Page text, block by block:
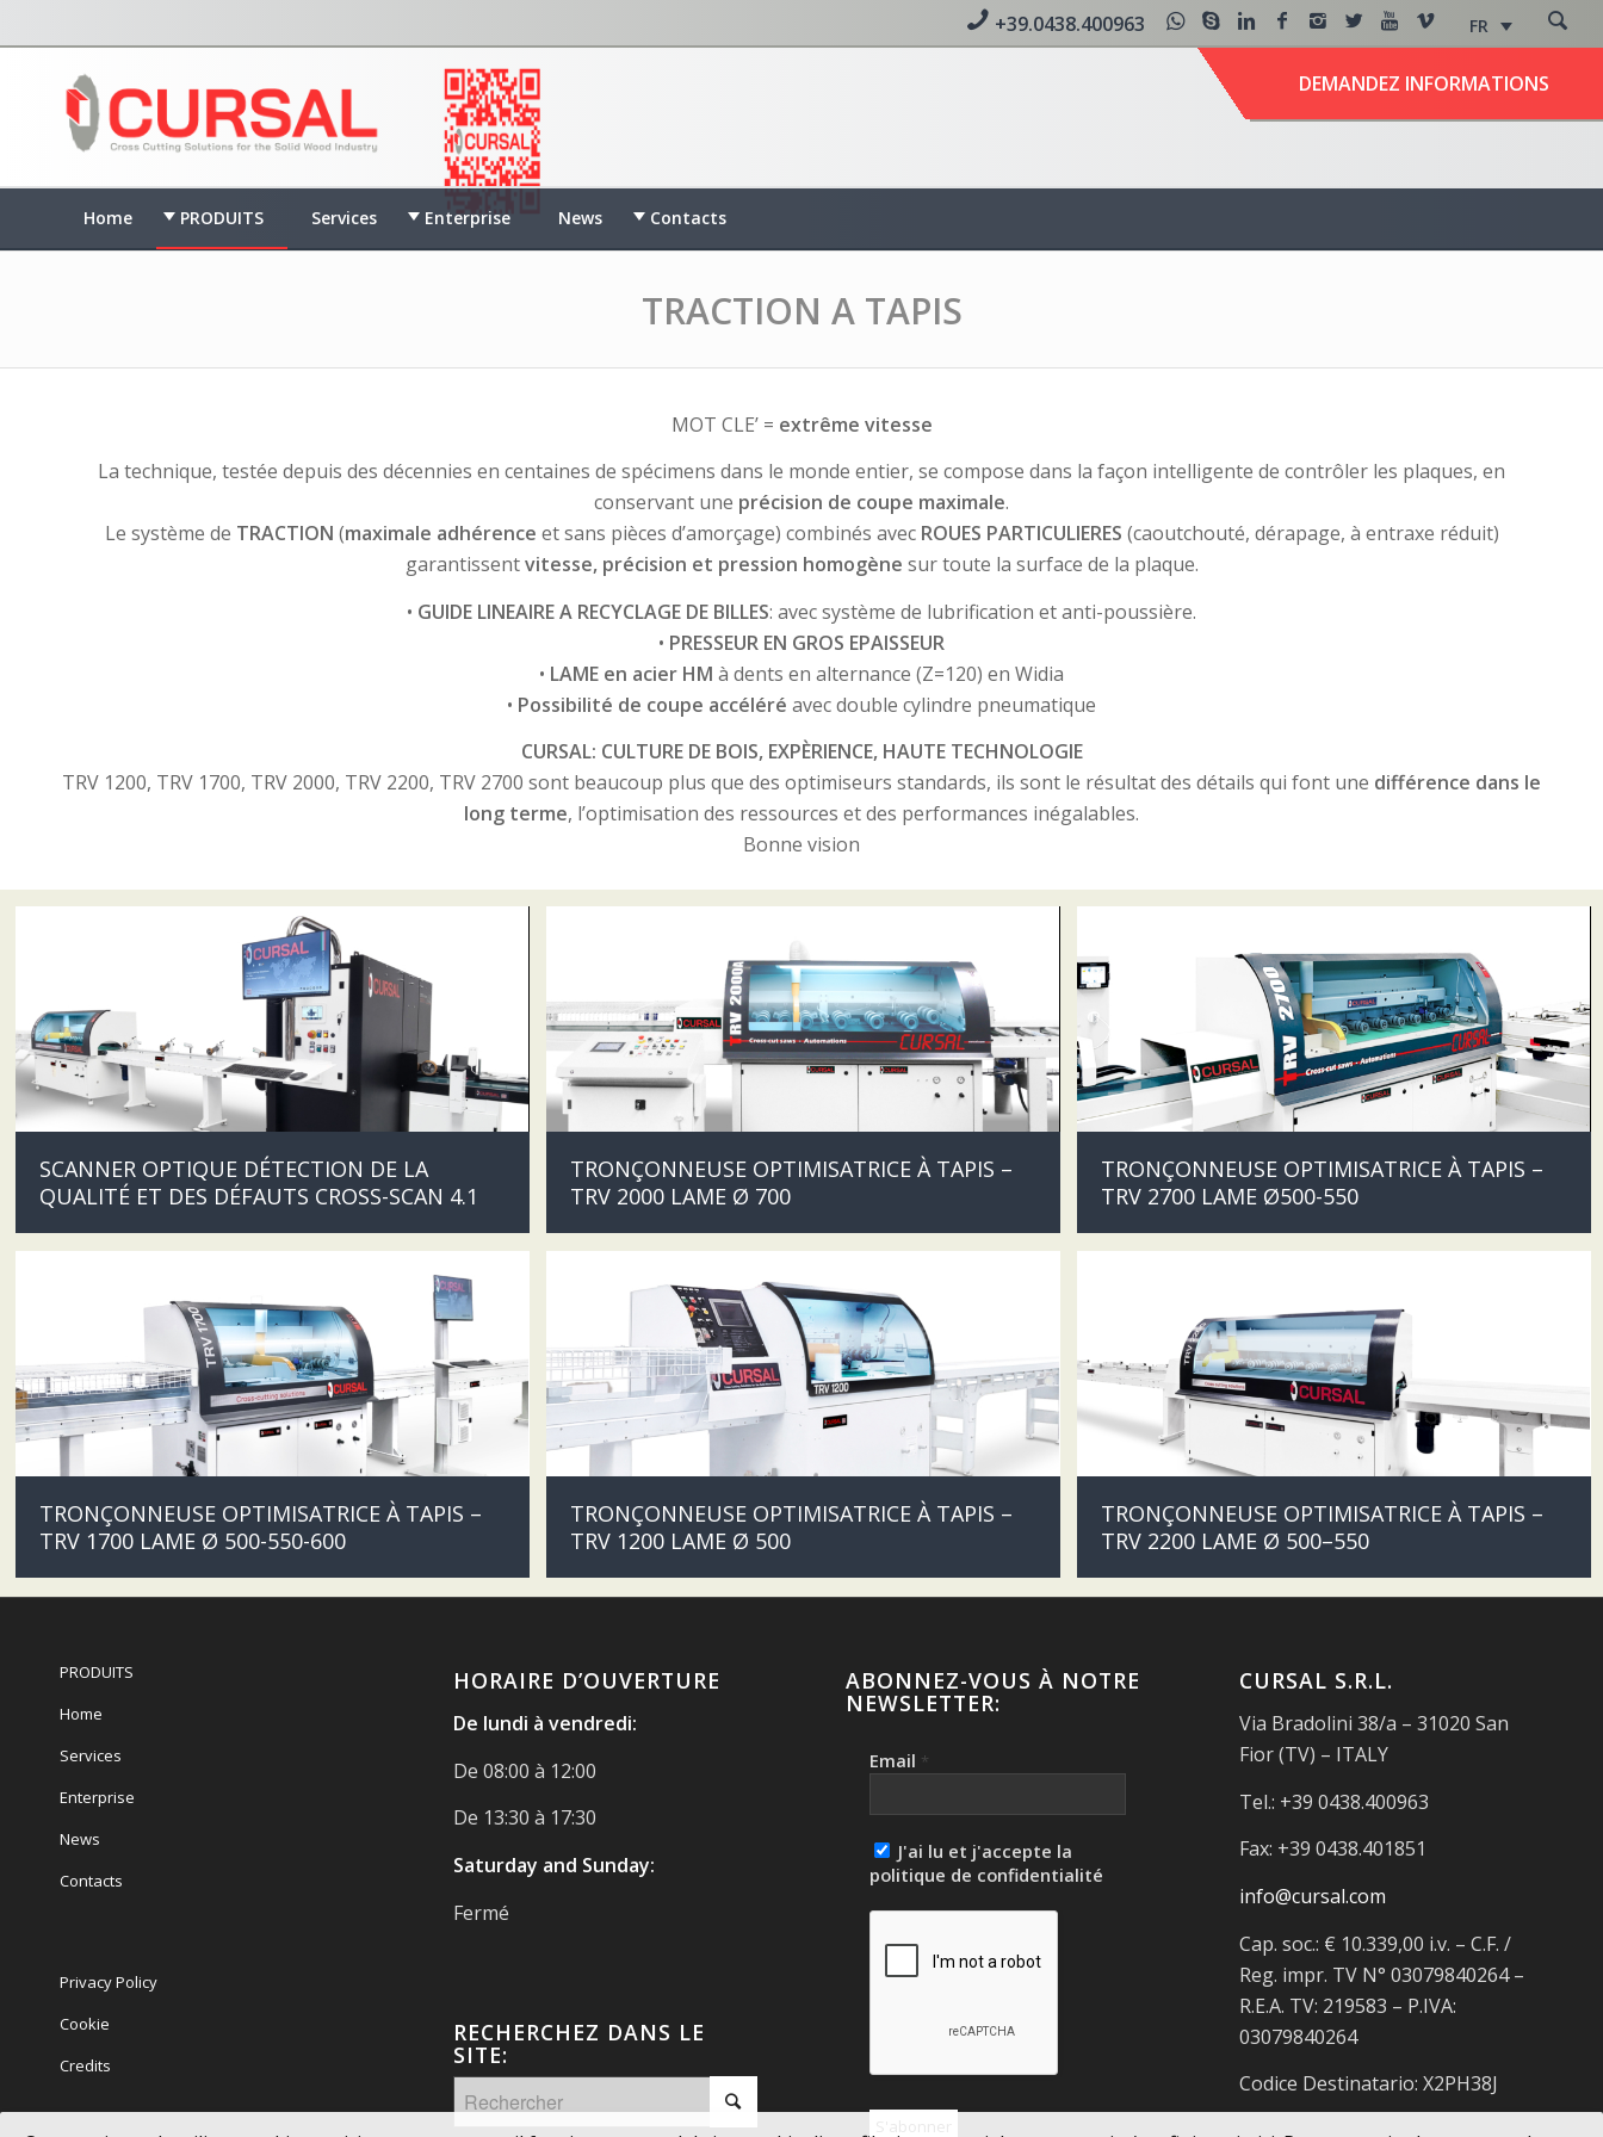
FR
+39.0438.400963
DEMANDEZ INFORMATIONS
Home PRODUITS Services Enterprise News Contacts
TRACTION A TAPIS
MOT CLE’ = extrême vitesse
La technique, testée depuis des décennies en centaines de spécimens dans le monde entier, se compose dans la façon intelligente de contrôler les plaques, en
conservant une précision de coupe maximale.
Le système de TRACTION (maximale adhérence et sans pièces d’amorçage) combinés avec ROUES PARTICULIERES (caoutchouté, dérapage, à entraxe réduit)
garantissentvitesse, précision et pression homogène sur toute la surface de la plaque.
• GUIDE LINEAIRE A RECYCLAGE DE BILLES: avec système de lubrification et anti-poussière.
• PRESSEUR EN GROS EPAISSEUR
• LAME en acier HM à dents en alternance (Z=120) en Widia
• Possibilité de coupe accéléré avec double cylindre pneumatique
CURSAL: CULTURE DE BOIS, EXPÈRIENCE, HAUTE TECHNOLOGIE
TRV 1200, TRV 1700, TRV 2000, TRV 2200, TRV 2700 sont beaucoup plus que des optimiseurs standards, ils sont le résultat des détails qui font une différence dans le
long terme, l’optimisation des ressources et des performances inégalables.
Bonne vision
SCANNER OPTIQUE DÉTECTION DE LA
QUALITÉ ET DES DÉFAUTS CROSS-SCAN 4.1
TRONÇONNEUSE OPTIMISATRICE À TAPIS –
TRV 2000 LAME Ø 700
TRONÇONNEUSE OPTIMISATRICE À TAPIS –
TRV 2700 LAME Ø500-550
TRONÇONNEUSE OPTIMISATRICE À TAPIS –
TRV 1700 LAME Ø 500-550-600
TRONÇONNEUSE OPTIMISATRICE À TAPIS –
TRV 1200 LAME Ø 500
TRONÇONNEUSE OPTIMISATRICE À TAPIS –
TRV 2200 LAME Ø 500–550
PRODUITS
Home
Services
Enterprise
News
Contacts
Privacy Policy
Cookie
Credits
HORAIRE D’OUVERTURE
De lundi à vendredi:
De 08:00 à 12:00
De 13:30 à 17:30
Saturday and Sunday:
Fermé
RECHERCHEZ DANS LE
SITE:
ABONNEZ-VOUS À NOTRE
NEWSLETTER:
Email *
J'ai lu et j'accepte la
politique de confidentialité
CURSAL S.R.L.
Via Bradolini 38/a – 31020 San
Fior (TV) – ITALY
Tel.: +39 0438.400963
Fax: +39 0438.401851
info@cursal.com
Cap. soc.: € 10.339,00 i.v. – C.F. /
Reg. impr. TV N° 03079840264 –
R.E.A. TV: 219583 – P.IVA:
03079840264
Codice Destinatario: X2PH38J